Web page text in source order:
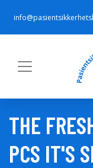
THE
PCS IT'S